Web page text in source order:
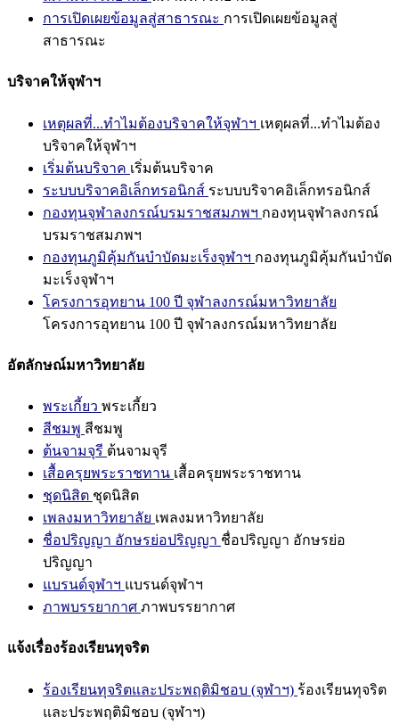
การเปิดเผยข้อมูลสู่สาธารณะ การเปิดเผยข้อมูลสู่
สาธารณะ
บริจาคให้จุฬาฯ
เหตุผลที่...ทำไมต้องบริจาคให้จุฬาฯ เหตุผลที่...ทำไมต้อง
บริจาคให้จุฬาฯ
เริ่มต้นบริจาค เริ่มต้นบริจาค
ระบบบริจาคอิเล็กทรอนิกส์ ระบบบริจาคอิเล็กทรอนิกส์
กองทุนจุฬาลงกรณ์บรมราชสมภพฯ กองทุนจุฬาลงกรณ์
บรมราชสมภพฯ
กองทุนภูมิคุ้มกันบำบัดมะเร็งจุฬาฯ กองทุนภูมิคุ้มกันบำบัด
มะเร็งจุฬาฯ
โครงการอุทยาน 100 ปี จุฬาลงกรณ์มหาวิทยาลัย
โครงการอุทยาน 100 ปี จุฬาลงกรณ์มหาวิทยาลัย
อัตลักษณ์มหาวิทยาลัย
พระเกี้ยว พระเกี้ยว
สีชมพู สีชมพู
ต้นจามจุรี ต้นจามจุรี
เสื้อครุยพระราชทาน เสื้อครุยพระราชทาน
ชุดนิสิต ชุดนิสิต
เพลงมหาวิทยาลัย เพลงมหาวิทยาลัย
ชื่อปริญญา อักษรย่อปริญญา ชื่อปริญญา อักษรย่อ
ปริญญา
แบรนด์จุฬาฯ แบรนด์จุฬาฯ
ภาพบรรยากาศ ภาพบรรยากาศ
แจ้งเรื่องร้องเรียนทุจริต
ร้องเรียนทุจริตและประพฤติมิชอบ (จุฬาฯ) ร้องเรียนทุจริต
และประพฤติมิชอบ (จุฬาฯ)